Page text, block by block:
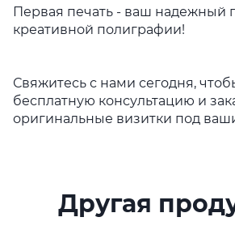
Первая печать - ваш надежный
креативной полиграфии!
Свяжитесь с нами сегодня,
бесплатную консультацию и
оригинальные визитки под
Другая